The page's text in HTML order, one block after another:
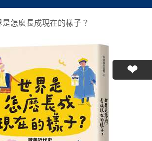
是怎麼長成現在的樣子？